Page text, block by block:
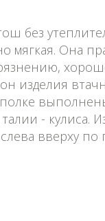
без
мягкая. Она
изделия
- кулиса.
вверху по